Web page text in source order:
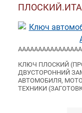
КЛЮЧ ПЛОСКИЙ
ДВУСТОРОННИЙ
АВТОМОБИЛЯ,
ТЕХНИКИ